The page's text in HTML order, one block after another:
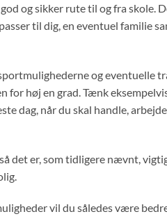
og sikker rute til og fra skole.
til dig, en eventuel familie
og eventuelle
for høj en grad. Tænk
dag, når du skal handle,
det er, som tidligere nævnt,
vil du således være